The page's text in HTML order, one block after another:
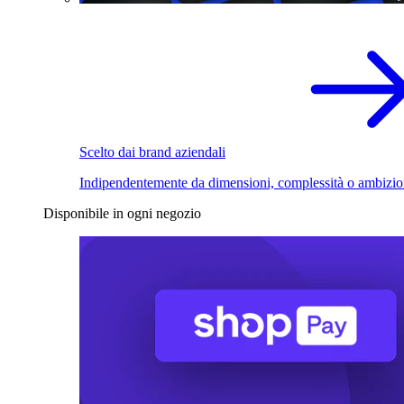
Scelto dai brand aziendali
Indipendentemente da dimensioni, complessità o
Disponibile in ogni negozio